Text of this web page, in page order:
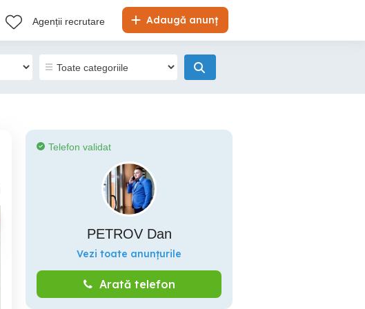
Adaugă anunț
Agenții recrutare
Telefon validat
PETROV Dan
Vezi toate anunțurile
Arată telefon